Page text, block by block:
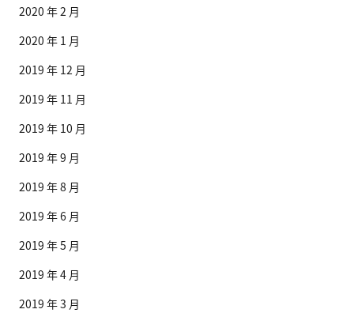
2020 年 2 月
2020 年 1 月
2019 年 12 月
2019 年 11 月
2019 年 10 月
2019 年 9 月
2019 年 8 月
2019 年 6 月
2019 年 5 月
2019 年 4 月
2019 年 3 月